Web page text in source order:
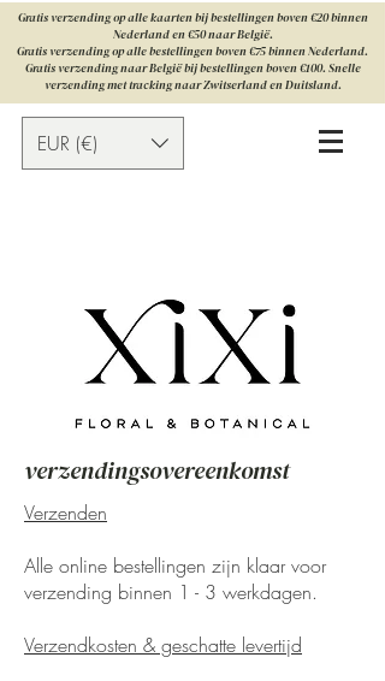
Gratis verzending op alle kaarten bij bestellingen boven €20 binnen
Nederland en €50 naar België.
Gratis verzending op alle bestellingen boven €75 binnen Nederland.
Gratis verzending naar België bij bestellingen boven €100. Snelle
verzending met tracking naar Zwitserland en Duitsland.
EUR (€)
verzendingsovereenkomst
Verzenden
Alle online bestellingen zijn klaar voor
verzending binnen 1 - 3 werkdagen.
Verzendkosten & geschatte levertijd